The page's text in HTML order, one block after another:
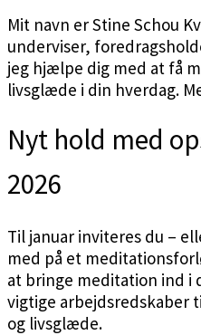
Mit navn er Stine Schou
underviser,
jeg hjælpe dig med at få
livsglæde i din hverdag.
Nyt hold med
2026
Til januar inviteres du –
med på et
at bringe meditation ind i
vigtige arbejdsredskaber
og livsglæde.